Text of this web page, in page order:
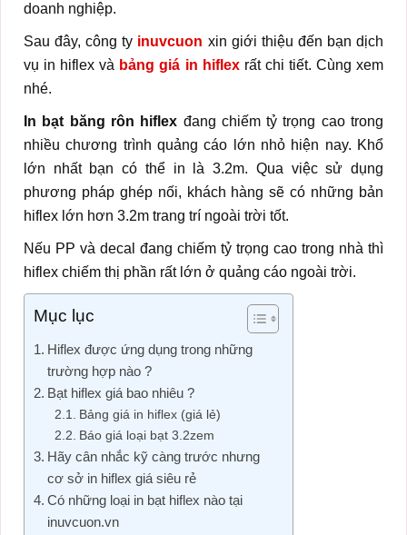
doanh nghiệp.
Sau đây, công ty inuvcuon xin giới thiệu đến bạn dịch
vụ in hiflex và bảng giá in hiflexrất chi tiết. Cùng xem
nhé.
In bạt băng rôn hiflex đang chiếm tỷ trọng cao trong
nhiều chương trình quảng cáo lớn nhỏ hiện nay. Khổ
lớn nhất bạn có thể in là 3.2m. Qua việc sử dụng
phương pháp ghép nối, khách hàng sẽ có những bản
hiflex lớn hơn 3.2m trang trí ngoài trời tốt.
Nếu PP và decal đang chiếm tỷ trọng cao trong nhà thì
hiflex chiếm thị phần rất lớn ở quảng cáo ngoài trời.
Mục lục
Hiflex được ứng dụng trong những
trường hợp nào ?
Bạt hiflex giá bao nhiêu ?
Bảng giá in hiflex (giá lẻ)
Báo giá loại bạt 3.2zem
Hãy cân nhắc kỹ càng trước nhưng
cơ sở in hiflex giá siêu rẻ
Có những loại in bạt hiflex nào tại
inuvcuon.vn